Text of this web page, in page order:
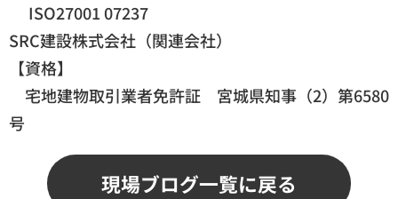
ISO27001 07237
SRC建設株式会社（関連会社）
【資格】
宅地建物取引業者免許証 宮城県知事（2）第6580
号
現場ブログ一覧に戻る